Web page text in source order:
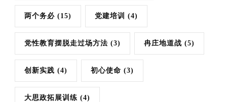
两个务必 (15) 党建培训 (4)
党性教育摆脱走过场方法 (3) 冉庄地道战 (5)
创新实践 (4) 初心使命 (3)
大思政拓展训练 (4)